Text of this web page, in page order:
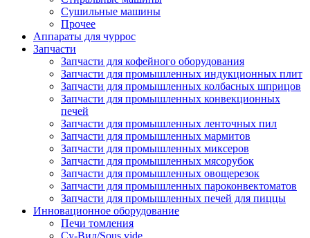
Сушильные машины
Прочее
Аппараты для чуррос
Запчасти
Запчасти для кофейного оборудования
Запчасти для промышленных индукционных плит
Запчасти для промышленных колбасных шприцов
Запчасти для промышленных конвекционных
печей
Запчасти для промышленных ленточных пил
Запчасти для промышленных мармитов
Запчасти для промышленных миксеров
Запчасти для промышленных мясорубок
Запчасти для промышленных овощерезок
Запчасти для промышленных пароконвектоматов
Запчасти для промышленных печей для пиццы
Инновационное оборудование
Печи томления
Су-Вид/Sous vide